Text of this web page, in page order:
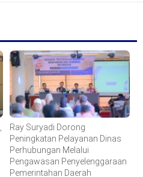
Ray Suryadi Dorong
Peningkatan Pelayanan Dinas
Perhubungan Melalui
Pengawasan Penyelenggaraan
Pemerintahan Daerah